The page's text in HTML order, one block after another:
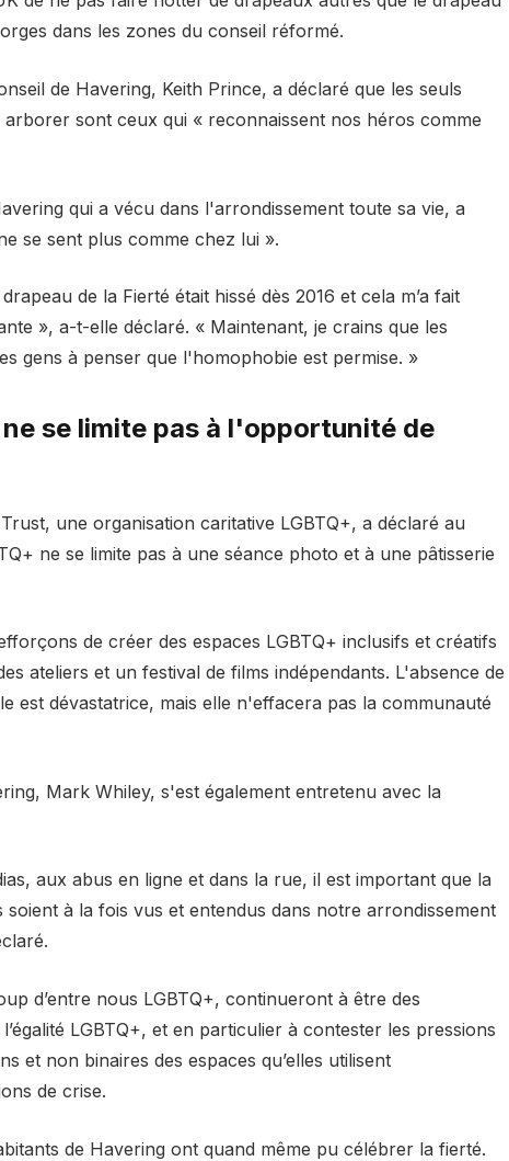
dans les zones du conseil réformé.
de Havering, Keith Prince, a déclaré que les seuls
sont ceux qui « reconnaissent nos héros comme
qui a vécu dans l'arrondissement toute sa vie, a
se sent plus comme chez lui ».
de la Fierté était hissé dès 2016 et cela m’a fait
», a-t-elle déclaré. « Maintenant, je crains que les
gens à penser que l'homophobie est permise. »
se limite pas à l'opportunité de
une organisation caritative LGBTQ+, a déclaré au
ne se limite pas à une séance photo et à une pâtisserie
de créer des espaces LGBTQ+ inclusifs et créatifs
ateliers et un festival de films indépendants. L'absence de
est dévastatrice, mais elle n'effacera pas la communauté
Mark Whiley, s'est également entretenu avec la
aux abus en ligne et dans la rue, il est important que la
soient à la fois vus et entendus dans notre arrondissement
d’entre nous LGBTQ+, continueront à être des
LGBTQ+, et en particulier à contester les pressions
et non binaires des espaces qu’elles utilisent
de crise.
de Havering ont quand même pu célébrer la fierté.